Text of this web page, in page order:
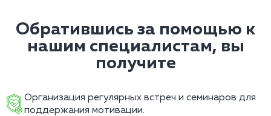
Обратившись за помощью к
нашим специалистам, вы
получите
Организация регулярных встреч и семинаров для
поддержания мотивации.